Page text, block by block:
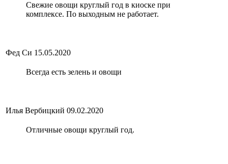
Свежие овощи круглый год в киоске при
комплексе. По выходным не работает.
Фед Си 15.05.2020
Всегда есть зелень и овощи
Илья Вербицкий 09.02.2020
Отличные овощи круглый год.